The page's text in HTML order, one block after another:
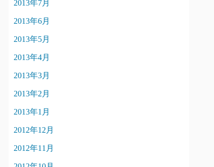
2013年7月
2013年6月
2013年5月
2013年4月
2013年3月
2013年2月
2013年1月
2012年12月
2012年11月